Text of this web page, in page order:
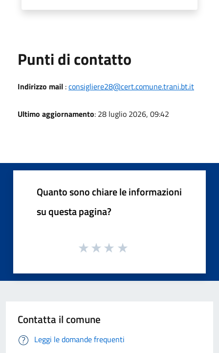
Punti di contatto
Indirizzo mail :consigliere28@cert.comune.trani.bt.it
Ultimo aggiornamento: 28 luglio 2026, 09:42
Quanto sono chiare le informazioni
su questa pagina?
Contatta il comune
Leggi le domande frequenti